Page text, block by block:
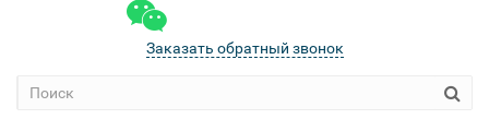
Заказать обратный звонок